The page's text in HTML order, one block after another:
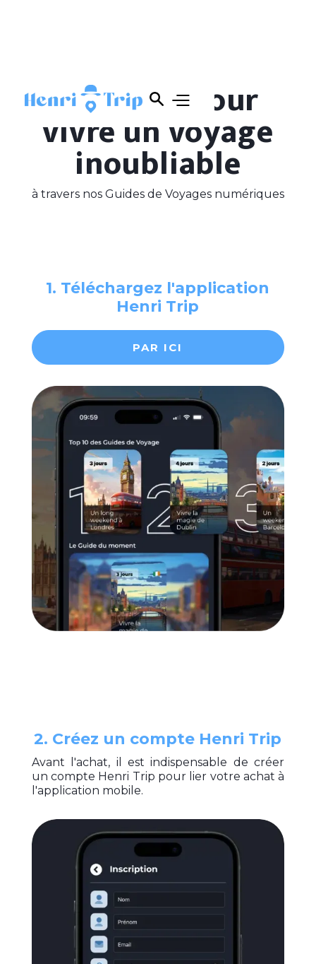
4 étapespour
vivre un voyage
inoubliable
à travers nos Guides de Voyages numériques
1. Téléchargez l'application
Henri Trip
PAR ICI
2. Créez un compte Henri Trip
Avant l'achat, il est indispensable de créer
un compte Henri Trip pour lier votre achat à
l'application mobile.